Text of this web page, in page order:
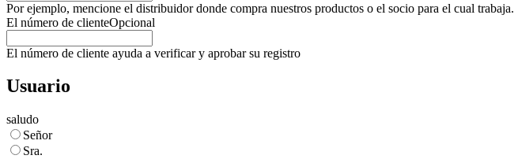
Por ejemplo, mencione el distribuidor donde compra nuestros productos o el socio para el cual trabaja.
El número de clienteOpcional
El número de cliente ayuda a verificar y aprobar su registro
Usuario
saludo
Señor
Sra.